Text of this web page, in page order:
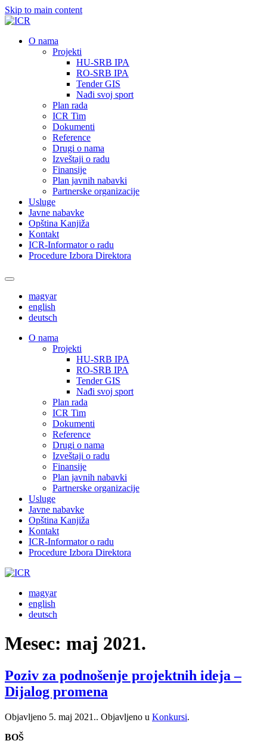
Skip to main content
О nama
Projekti
HU-SRB IPA
RO-SRB IPA
Tender GIS
Nađi svoj sport
Plan rada
ICR Tim
Dokumenti
Reference
Drugi o nama
Izveštaji o radu
Finansije
Plan javnih nabavki
Partnerske organizacije
Usluge
Javne nabavke
Opština Kanjiža
Kontakt
ICR-Informator o radu
Procedure Izbora Direktora
magyar
english
deutsch
О nama
Projekti
HU-SRB IPA
RO-SRB IPA
Tender GIS
Nađi svoj sport
Plan rada
ICR Tim
Dokumenti
Reference
Drugi o nama
Izveštaji o radu
Finansije
Plan javnih nabavki
Partnerske organizacije
Usluge
Javne nabavke
Opština Kanjiža
Kontakt
ICR-Informator o radu
Procedure Izbora Direktora
magyar
english
deutsch
Mesec: maj 2021.
Poziv za podnošenje projektnih ideja –
Dijalog promena
Objavljeno 5. maj 2021.. Objavljeno u Konkursi.
BOŠ